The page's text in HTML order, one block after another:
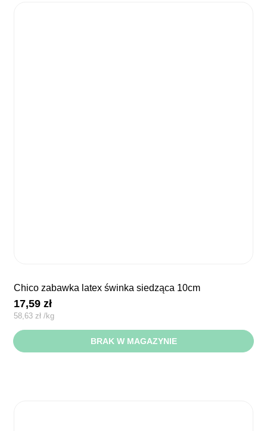
chico zabawka latex świnka siedząca 10cm
17,59zł
58,63zł /kg
BRAK W MAGAZYNIE